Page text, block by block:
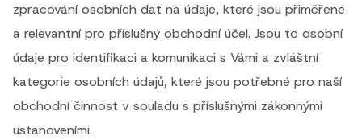
zpracování osobních dat na údaje, které jsou přiměřené
a relevantní pro příslušný obchodní účel. Jsou to osobní
údaje pro identifikaci a komunikaci s Vámi a zvláštní
kategorie osobních údajů, které jsou potřebné pro naší
obchodní činnost v souladu s příslušnými zákonnými
ustanoveními.